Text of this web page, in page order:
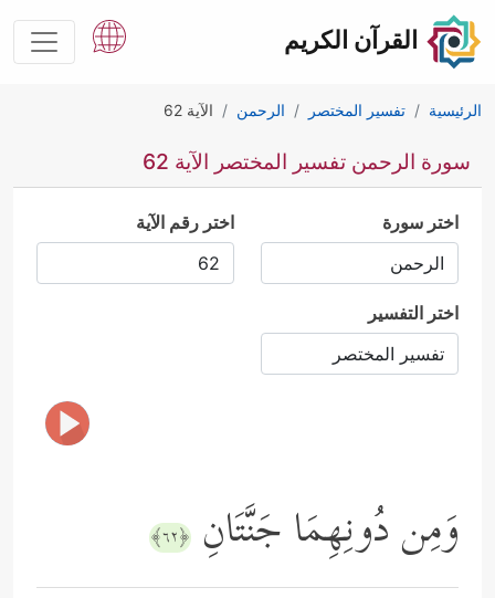
القرآن الكريم
الرئيسية تفسير المختصر الرحمن الآية 62
سورة الرحمن تفسير المختصر الآية 62
اختر سورة اختر رقم الآية
اختر التفسير
وَمِن دُونِهِمَا جَنَّتَانِ ﴿٦٢﴾